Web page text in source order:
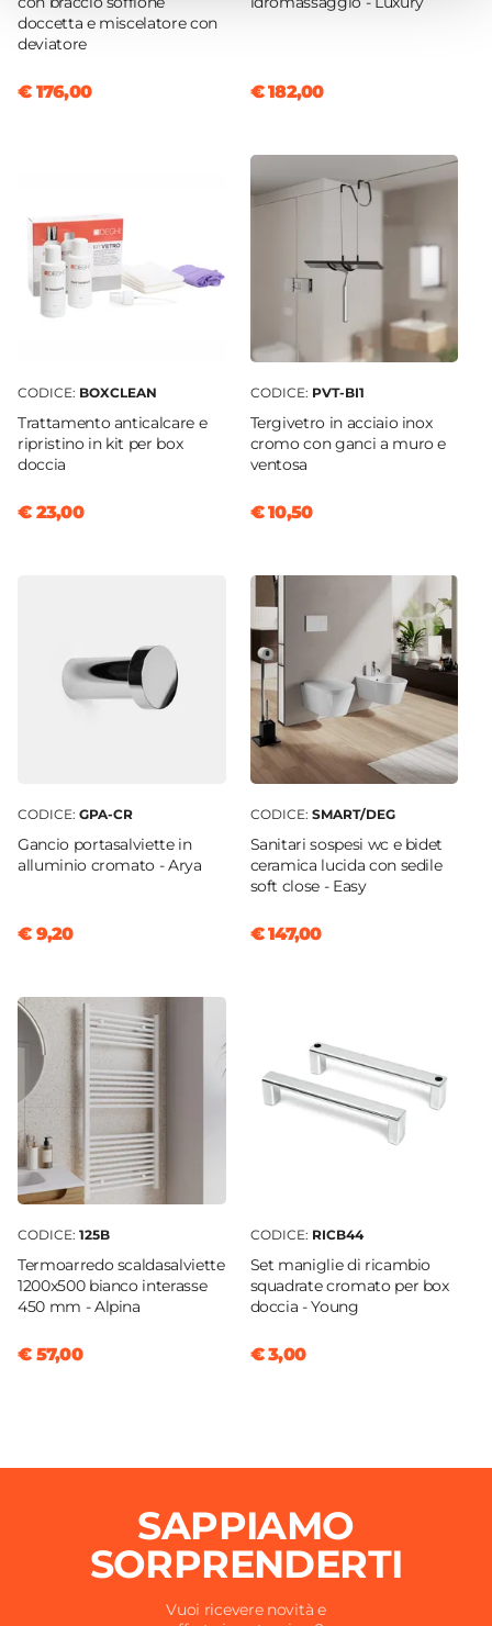
Installazione
doccetta e miscelatore con
deviatore
€ 176,00 € 182,00
CODICE: BOXCLEAN
Trattamento anticalcare e
ripristino in kit per box
doccia
€ 23,00
CODICE: PVT-BI1
Tergivetro in acciaio inox
cromo con ganci a muro e
ventosa
€ 10,50
CODICE: GPA-CR
Gancio portasalviette in
alluminio cromato - Arya
€ 9,20
CODICE: SMART/DEG
Sanitari sospesi wc e bidet
ceramica lucida con sedile
soft close - Easy
€ 147,00
CODICE: 125B
Termoarredo scaldasalviette
1200x500 bianco interasse
450 mm - Alpina
€ 57,00
CODICE: RICB44
Set maniglie di ricambio
squadrate cromato per box
doccia - Young
€ 3,00
SAPPIAMO
SORPRENDERTI
Vuoi ricevere novità e